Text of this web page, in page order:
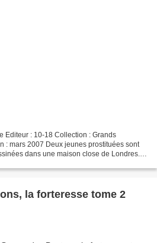
Editeur : 10-18 Collection : Grands
: mars 2007 Deux jeunes prostituées sont
dans une maison close de Londres.
la forteresse tome 2